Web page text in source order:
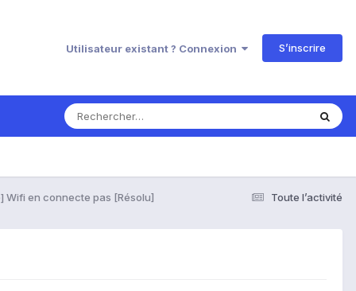
Utilisateur existant ? Connexion S’inscrire
Toute l’activité
Wifi en connecte pas [Résolu]